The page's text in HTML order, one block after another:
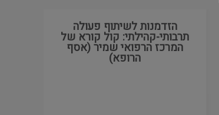
הזדמנות לשיתוף פעולה
תרבותי-קהילתי: קול קורא של
המרכז הרפואי שמיר (אסף
הרופא)